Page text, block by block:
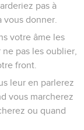
pas à
vous donner.
votre âme les
pas les oublier,
front.
leur en parlerez
vous marcherez
ou quand